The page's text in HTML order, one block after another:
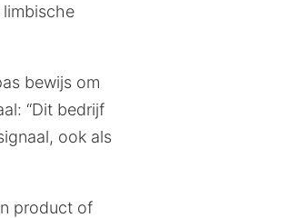
bewijs om
“Dit bedrijf
ook als
product of